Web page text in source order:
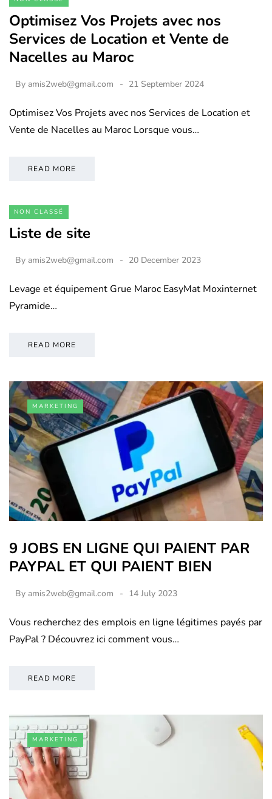
Optimisez Vos Projets avec nos
Services de Location et Vente de
Nacelles au Maroc
By amis2web@gmail.com 21 September 2024
Optimisez Vos Projets avec nos Services de Location et
Vente de Nacelles au Maroc Lorsque vous…
READ MORE
NON CLASSÉ
Liste de site
By amis2web@gmail.com 20 December 2023
Levage et équipement Grue Maroc EasyMat Moxinternet
Pyramide…
READ MORE
MARKETING
9 JOBS EN LIGNE QUI PAIENT PAR
PAYPAL ET QUI PAIENT BIEN
By amis2web@gmail.com 14 July 2023
Vous recherchez des emplois en ligne légitimes payés par
PayPal ? Découvrez ici comment vous…
READ MORE
MARKETING